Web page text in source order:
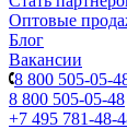
Оптовые
Блог
Вакансии
8 800 505-05-
8 800 505-05-48
+7 495 781-48-